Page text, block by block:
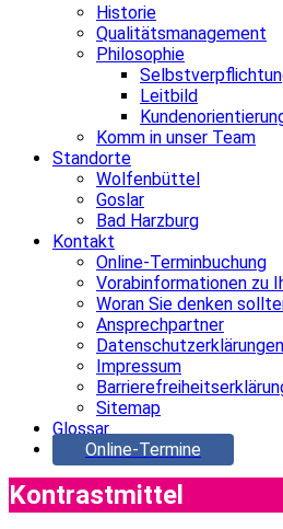
Historie
Qualitätsmanagement
Philosophie
Leitbild
Komm in unser Team
Standorte
Wolfenbüttel
Goslar
Bad Harzburg
Kontakt
Online-Terminbuchung
Vorabinformationen zu
Woran Sie denken
Ansprechpartner
Datenschutzerklärungen
Impressum
Sitemap
Glossar
Online-Termine
Kontrastmittel